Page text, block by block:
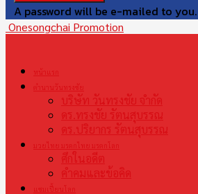
A password will be e-mailed to you.
Onesongchai Promotion
หน้าแรก
ตำนานวันทรงชัย
บริษัท วันทรงชัย จำกัด
ดร.ทรงชัย รัตนสุบรรณ
ดร.ปริยากร รัตนสุบรรณ
มวยไทย มรดกไทย มรดกโลก
ศึกในอดีต
คำคมและข้อคิด
แชมเปี้ยนโลก